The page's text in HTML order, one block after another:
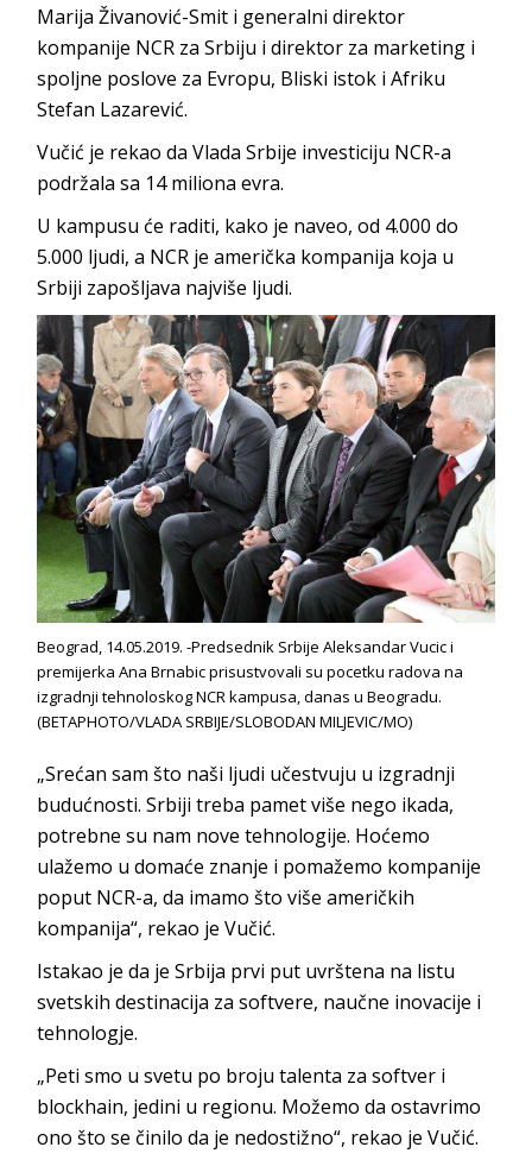
Marija Živanović-Smit i generalni direktor
kompanije NCR za Srbiju i direktor za marketing i
spoljne poslove za Evropu, Bliski istok i Afriku
Stefan Lazarević.
Vučić je rekao da Vlada Srbije investiciju NCR-a
podržala sa 14 miliona evra.
U kampusu će raditi, kako je naveo, od 4.000 do
5.000 ljudi, a NCR je američka kompanija koja u
Srbiji zapošljava najviše ljudi.
Beograd, 14.05.2019. -Predsednik Srbije Aleksandar Vucic i
premijerka Ana Brnabic prisustvovali su pocetku radova na
izgradnji tehnoloskog NCR kampusa, danas u Beogradu.
(BETAPHOTO/VLADA SRBIJE/SLOBODAN MILJEVIC/MO)
„Srećan sam što naši ljudi učestvuju u izgradnji
budućnosti. Srbiji treba pamet više nego ikada,
potrebne su nam nove tehnologije. Hoćemo
ulažemo u domaće znanje i pomažemo kompanije
poput NCR-a, da imamo što više američkih
kompanija“, rekao je Vučić.
Istakao je da je Srbija prvi put uvrštena na listu
svetskih destinacija za softvere, naučne inovacije i
tehnologje.
„Peti smo u svetu po broju talenta za softver i
blockhain, jedini u regionu. Možemo da ostavrimo
ono što se činilo da je nedostižno“, rekao je Vučić.